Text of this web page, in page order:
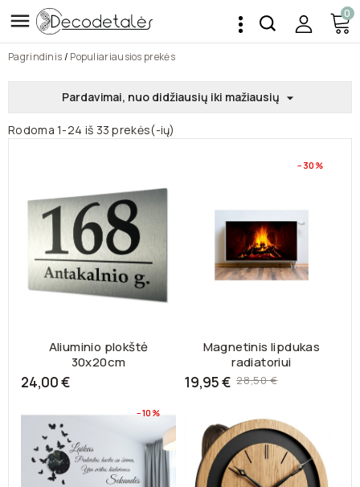
 0
Pagrindinis Populiariausios prekės
Pardavimai, nuo didžiausių iki mažiausių 
Rodoma 1-24 iš 33 prekės(-ių)
Aliuminio plokštė
30x20cm
24,00 €
−30%
Magnetinis lipdukas
radiatoriui
19,95 € Bazinė
28,50 €
−10%